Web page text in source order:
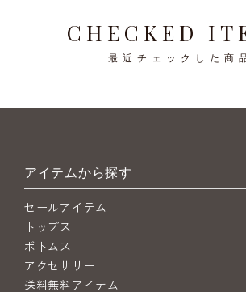
CHECKED
最近チェックした商
アイテムから探す
セールアイテム
トップス
ボトムス
アクセサリー
送料無料アイテム